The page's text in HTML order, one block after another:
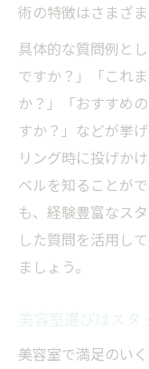
術の特徴はさまざま
具体的な質問例と
ですか？」「これ
か？」「おすすめ
すか？」などが挙
リング時に投げか
ベルを知ることが
も、経験豊富なス
した質問を活用し
ましょう。
美容室選びはスタ
美容室で満足のい